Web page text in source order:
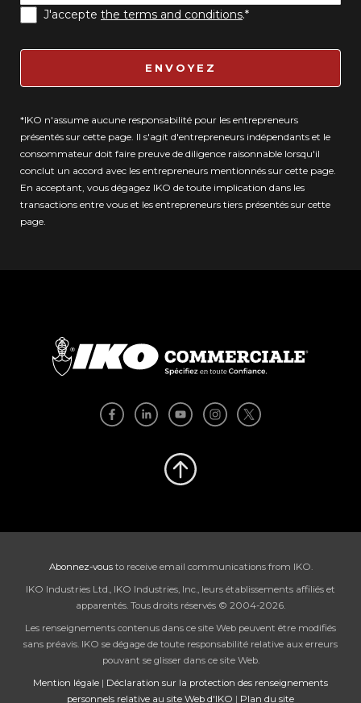
J'accepte the terms and conditions.*
ENVOYEZ
*IKO n'assume aucune responsabilité pour les entrepreneurs
présentés sur cette page. Il s'agit d'entrepreneurs indépendants et le
consommateur doit faire preuve de diligence raisonnable lorsqu'il
conclut un accord avec les entrepreneurs mentionnés sur cette page.
En acceptant, vous dégagez IKO de toute implication dans les
transactions entre vous et les entrepreneurs tiers présentés sur cette
page.
Abonnez-vousto receive email communications from IKO.
IKO Industries Ltd., IKO Industries, Inc., leurs établissements affiliés et
apparentés. Tous droits réservés © 2004-2026.
Les renseignements contenus dans ce site Web peuvent être modifiés
sans préavis. IKO se dégage de toute responsabilité relative aux erreurs
pouvant se glisser dans ce site Web.
Mention légale | Déclaration sur la protection des renseignements
personnels relative au site Web d'IKO | Plan du site